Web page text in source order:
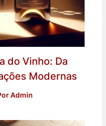
do Vinho: Da
Modernas
Admin